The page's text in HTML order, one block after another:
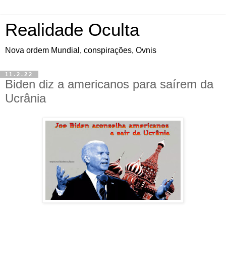
Realidade Oculta
Nova ordem Mundial, conspirações, Ovnis
11.2.22
Biden diz a americanos para saírem da
Ucrânia